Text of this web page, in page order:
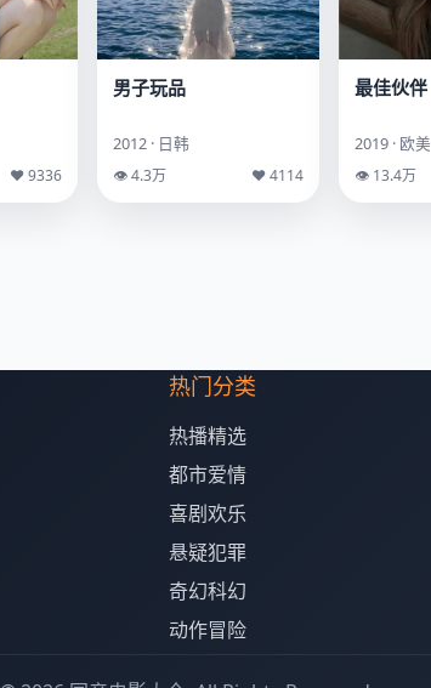
♥ 9336
男子玩品
2012 · 日韩
👁 4.3万 ♥ 4114
最佳伙伴
2019 · 欧美
👁 13.4万
热门分类
热播精选
都市爱情
喜剧欢乐
悬疑犯罪
奇幻科幻
动作冒险